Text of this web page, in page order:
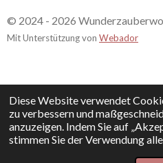
Diese Website verwendet
zu verbessern und
anzuzeigen. Indem Sie auf
stimmen Sie der Verwendung
© 2024 - 2026
Mit Unterstützung von Webador